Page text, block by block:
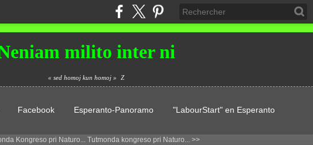
milito inter ni
« sed homoj kun homoj » Z
Facebook Esperanto-Panoramo "LabourStart" en Esperanto
Kongreso pri Naturo... Tutmonda kongreso pri Naturo... >>